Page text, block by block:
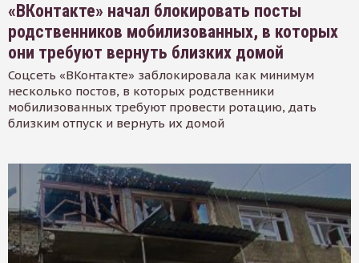
«ВКонтакте» начал блокировать посты
родственников мобилизованных, в которых
они требуют вернуть близких домой
Соцсеть «ВКонтакте» заблокировала как минимум
несколько постов, в которых родственники
мобилизованных требуют провести ротацию, дать
близким отпуск и вернуть их домой